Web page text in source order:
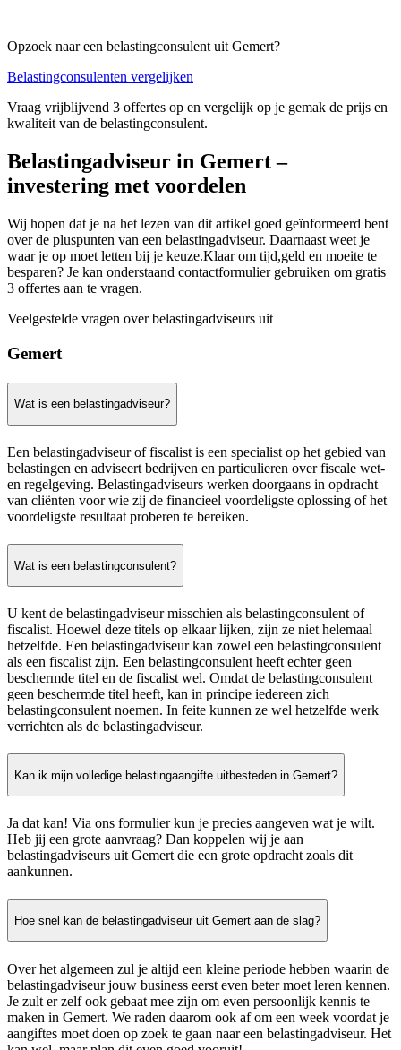
Opzoek naar een belastingconsulent uit Gemert?
Belastingconsulenten vergelijken
Vraag vrijblijvend 3 offertes op en vergelijk op je gemak de prijs en
kwaliteit van de belastingconsulent.
Belastingadviseur in Gemert –
investering met voordelen
Wij hopen dat je na het lezen van dit artikel goed geïnformeerd bent
over de pluspunten van een belastingadviseur. Daarnaast weet je
waar je op moet letten bij je keuze.Klaar om tijd,geld en moeite te
besparen? Je kan onderstaand contactformulier gebruiken om gratis
3 offertes aan te vragen.
Veelgestelde vragen over belastingadviseurs uit
Gemert
Wat is een belastingadviseur?
Een belastingadviseur of fiscalist is een specialist op het gebied van
belastingen en adviseert bedrijven en particulieren over fiscale wet-
en regelgeving. Belastingadviseurs werken doorgaans in opdracht
van cliënten voor wie zij de financieel voordeligste oplossing of het
voordeligste resultaat proberen te bereiken.
Wat is een belastingconsulent?
U kent de belastingadviseur misschien als belastingconsulent of
fiscalist. Hoewel deze titels op elkaar lijken, zijn ze niet helemaal
hetzelfde. Een belastingadviseur kan zowel een belastingconsulent
als een fiscalist zijn. Een belastingconsulent heeft echter geen
beschermde titel en de fiscalist wel. Omdat de belastingconsulent
geen beschermde titel heeft, kan in principe iedereen zich
belastingconsulent noemen. In feite kunnen ze wel hetzelfde werk
verrichten als de belastingadviseur.
Kan ik mijn volledige belastingaangifte uitbesteden in Gemert?
Ja dat kan! Via ons formulier kun je precies aangeven wat je wilt.
Heb jij een grote aanvraag? Dan koppelen wij je aan
belastingadviseurs uit Gemert die een grote opdracht zoals dit
aankunnen.
Hoe snel kan de belastingadviseur uit Gemert aan de slag?
Over het algemeen zul je altijd een kleine periode hebben waarin de
belastingadviseur jouw business eerst even beter moet leren kennen.
Je zult er zelf ook gebaat mee zijn om even persoonlijk kennis te
maken in Gemert. We raden daarom ook af om een week voordat je
aangiftes moet doen op zoek te gaan naar een belastingadviseur. Het